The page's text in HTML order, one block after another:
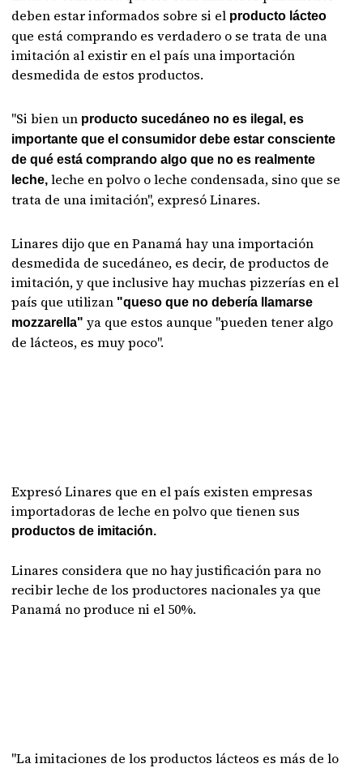
deben estar informados sobre si el producto lácteo
que está comprando es verdadero o se trata de una
imitación al existir en el país una importación
desmedida de estos productos.
"Si bien un producto sucedáneo no es ilegal, es
importante que el consumidor debe estar consciente
de qué está comprando algo que no es realmente
leche, leche en polvo o leche condensada, sino que se
trata de una imitación", expresó Linares.
Linares dijo que en Panamá hay una importación
desmedida de sucedáneo, es decir, de productos de
imitación, y que inclusive hay muchas pizzerías en el
país que utilizan "queso que no debería llamarse
mozzarella" ya que estos aunque "pueden tener algo
de lácteos, es muy poco".
Expresó Linares que en el país existen empresas
importadoras de leche en polvo que tienen sus
productos de imitación.
Linares considera que no hay justificación para no
recibir leche de los productores nacionales ya que
Panamá no produce ni el 50%.
"La imitaciones de los productos lácteos es más de lo